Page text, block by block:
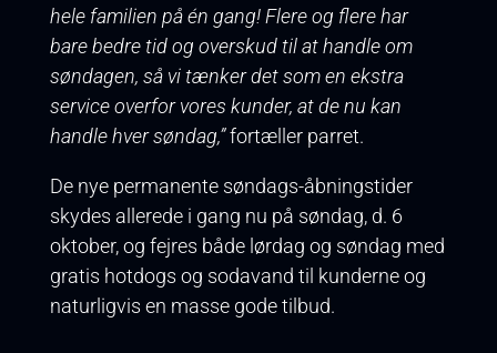
hele familien på én gang! Flere og flere har
bare bedre tid og overskud til at handle om
søndagen, så vi tænker det som en ekstra
service overfor vores kunder, at de nu kan
handle hver søndag,”fortæller parret.
De nye permanente søndags-åbningstider
skydes allerede i gang nu på søndag, d. 6
oktober, og fejres både lørdag og søndag med
gratis hotdogs og sodavand til kunderne og
naturligvis en masse gode tilbud.